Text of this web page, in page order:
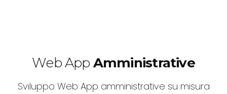
Web App Amministrative
Sviluppo Web App amministrative su misura